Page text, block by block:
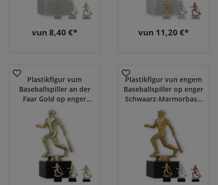
vun 8,40 €* vun 11,20 €*
Plastikfigur vum
Baseballspiller an der
Faar Gold op enger
schwaarzer
Marmorbasis fir Helm
Pokale
Plastikfigur vun engem
Baseballspiller op enger
Schwaarz-Marmorbasis
fir Helm Pokale